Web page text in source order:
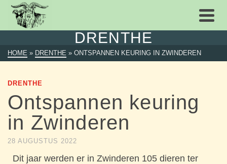
DRENTHE
HOME » DRENTHE » ONTSPANNEN KEURING IN ZWINDEREN
DRENTHE
Ontspannen keuring
in Zwinderen
28 AUGUSTUS 2022
Dit jaar werden er in Zwinderen 105 dieren ter